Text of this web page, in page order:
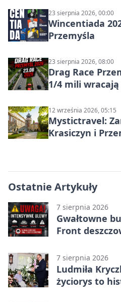
23 sierpnia 2026, 00:00
Wincentiada
Przemyśla
23 sierpnia 2026, 08:00
Drag Race
1/4 mili wracają
12 września 2026, 05:15
Mystictravel:
Krasiczyn i
Ostatnie Artykuły
7 sierpnia 2026
Gwałtowne
Front
7 sierpnia 2026
Ludmiła
życiorys to